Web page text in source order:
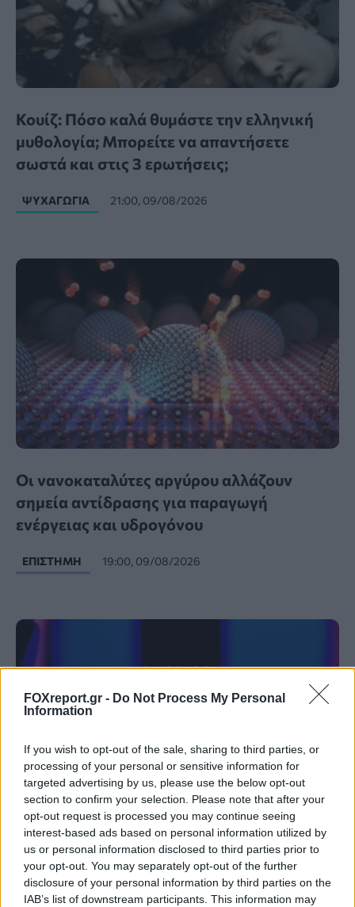
FOXreport.gr - Do Not Process My Personal
Information
If you wish to opt-out of the sale, sharing to third parties, or
processing of your personal or sensitive information for
targeted advertising by us, please use the below opt-out
section to confirm your selection. Please note that after your
opt-out request is processed you may continue seeing
interest-based ads based on personal information utilized by
us or personal information disclosed to third parties prior to
your opt-out. You may separately opt-out of the further
disclosure of your personal information by third parties on the
IAB’s list of downstream participants. This information may
Κουίζ: Πόσο καλά θυμάστε την ελληνική
μυθολογία; Μπορείτε να απαντήσετε
σωστά και στις 3 ερωτήσεις;
ΨΥΧΑΓΩΓΊΑ 21:00, 09/08/2026
Οι νανοκαταλύτες αργύρου αλλάζουν
σημεία αντίδρασης για παραγωγή
ενέργειας και υδρογόνου
ΕΠΙΣΤΉΜΗ 19:00, 09/08/2026
Μικροσκοπικός αιωρούμενος μαγνήτης
ανιχνεύει εξαιρετικά ασθενή μαγνητικά
πεδία σε θερμοκρασία δωματίου